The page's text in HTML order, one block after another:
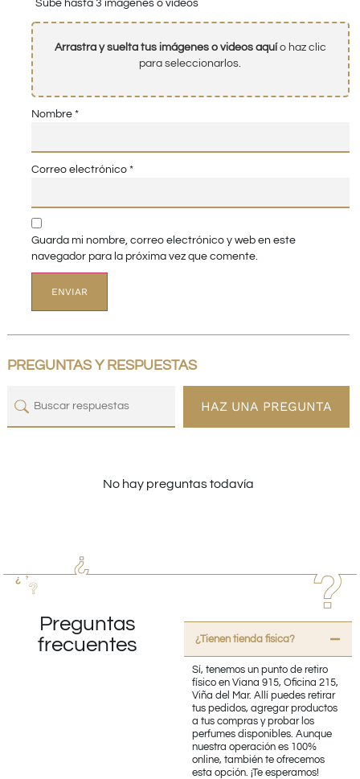
Sube hasta 3 imágenes o vídeos
Arrastra y suelta tus imágenes o videos aquío haz clic
para seleccionarlos.
Nombre *
Correo electrónico *
Guarda mi nombre, correo electrónico y web en este
navegador para la próxima vez que comente.
PREGUNTAS Y RESPUESTAS
HAZ UNA PREGUNTA
No hay preguntas todavía
Preguntas
frecuentes
¿Tienen tienda fisica?
Sí, tenemos un punto de retiro
físico en Viana 915, Oficina 215,
Viña del Mar. Allí puedes retirar
tus pedidos, agregar productos
a tus compras y probar los
perfumes disponibles. Aunque
nuestra operación es 100%
online, también te ofrecemos
esta opción. ¡Te esperamos!